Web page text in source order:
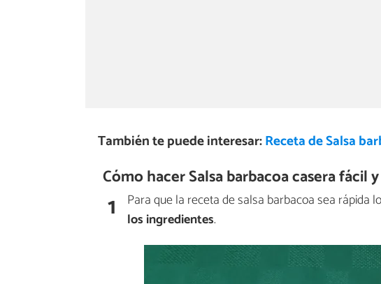
También te puede interesar:Receta de Salsa
Cómo hacer Salsa barbacoa casera fácil
1 Para que la receta de salsa barbacoa sea rápida
los ingredientes.